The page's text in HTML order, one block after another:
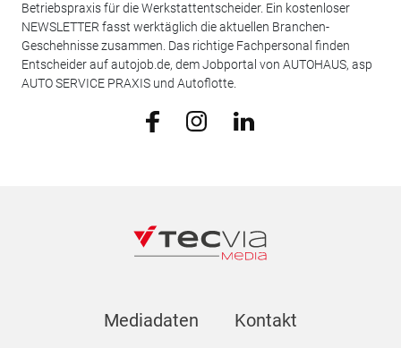
Betriebspraxis für die Werkstattentscheider. Ein kostenloser
NEWSLETTER fasst werktäglich die aktuellen Branchen-
Geschehnisse zusammen. Das richtige Fachpersonal finden
Entscheider auf autojob.de, dem Jobportal von AUTOHAUS, asp
AUTO SERVICE PRAXIS und Autoflotte.
Mediadaten Kontakt